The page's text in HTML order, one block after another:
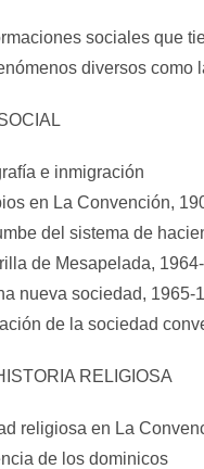
sociales que
diversos
e inmigración
en La Convención,
del sistema de
de Mesapelada,
nueva sociedad, 1965-
de la sociedad
RELIGIOSA
religiosa en La
de los dominicos